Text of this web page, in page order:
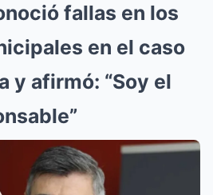
fallas en los
en el caso
y afirmó: “Soy el